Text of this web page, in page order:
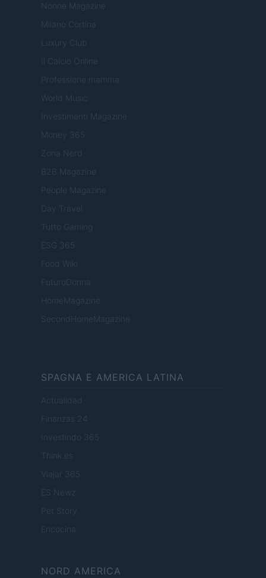
Nonne Magazine
Milano Cortina
Luxury Club
Il Calcio Online
Professione mamma
World Music
Investimenti Magazine
Money 365
Zona Nerd
B2B Magazine
People Magazine
Day Travel
Tutto Gaming
ESG 365
Food Wiki
FuturoDonna
HomeMagazine
SecondHomeMagazine
SPAGNA E AMERICA LATINA
Actualidad
Finanzas 24
Investindo 365
Think.es
Viajar 365
ES Newz
Pet Story
Encocina
NORD AMERICA